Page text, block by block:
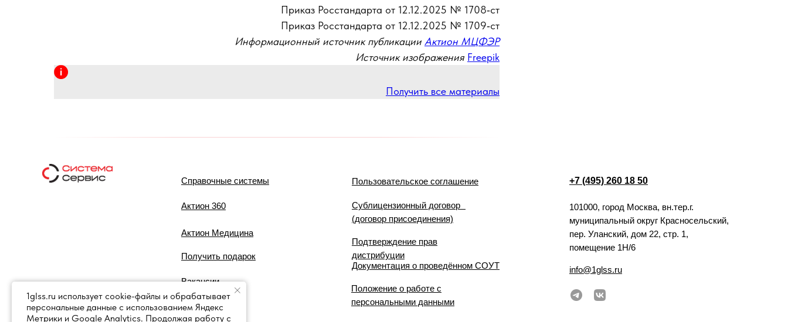
Приказ Росстандарта от 12.12.2025 № 1708‑ст
Приказ Росстандарта от 12.12.2025 № 1709‑ст
Информационный источник публикации Актион МЦФЭР
Источник изображения Freepik
Получить все материалы
+7 (495) 260 18 50
101000, город Москва, вн.тер.г.
муниципальный округ Красносельский,
пер. Уланский, дом 22, стр. 1,
помещение 1Н/6
info@1glss.ru
Справочные системы
Актион 360
Актион Медицина
Получить подарок
Вакансии
Контакты
Пользовательское соглашение
Сублицензионный договор
(договор присоединения)
Подтверждение прав
дистрибуции
Документация о проведённом СОУТ
Положение о работе с
персональными данными
1glss.ru использует cookie-файлы и обрабатывает
персональные данные с использованием Яндекс
Метрики и Google Analytics. Продолжая работу с